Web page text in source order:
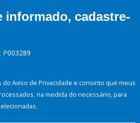
informado, cadastre-
Aviso de Privacidade e consinto que meus
na medida do necessário, para